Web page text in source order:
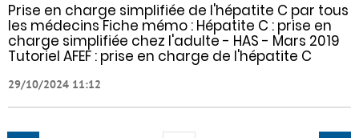
Prise en charge simplifiée de l'hépatite C par tous
les médecins Fiche mémo : Hépatite C : prise en
charge simplifiée chez l'adulte - HAS - Mars 2019
Tutoriel AFEF : prise en charge de l'hépatite C
29/10/2024 11:12